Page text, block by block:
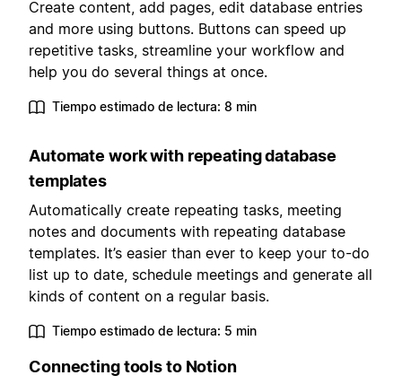
Create content, add pages, edit database entries
and more using buttons. Buttons can speed up
repetitive tasks, streamline your workflow and
help you do several things at once.
Tiempo estimado de lectura: 8 min
Automate work with repeating database
templates
Automatically create repeating tasks, meeting
notes and documents with repeating database
templates. It’s easier than ever to keep your to-do
list up to date, schedule meetings and generate all
kinds of content on a regular basis.
Tiempo estimado de lectura: 5 min
Connecting tools to Notion